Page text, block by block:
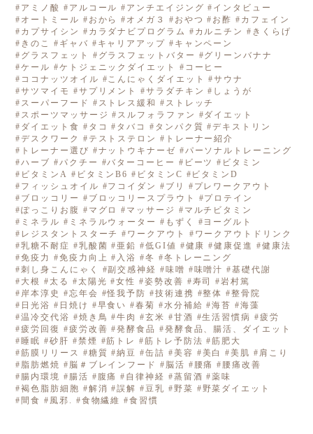
アミノ酸
アルコール アンチエイジング
インタビュー
オートミール
おから オメガ３ おやつ お酢
カフェイン
カプサイシン
カラダナビプログラム カルニチン
きくらげ
きのこ
ギャバ キャリアアップ
キャンペーン
グラスフェット
グラスフェットバター
グリーンバナナ
ケール
ケトジェニックダイエット
コーヒー
ココナッツオイル
こんにゃくダイエット
サウナ
サツマイモ
サプリメント サラダチキン
しょうが
スーパーフード
ストレス緩和
ストレッチ
スポーツマッサージ
スルフォラファン
ダイエット
ダイエット食
タコ タバコ タンパク質
デキストリン
デスクワーク
テストステロン
トレーナー紹介
トレーナー選び
ナットウキナーゼ
パーソナルトレーニング
ハーブ
パクチー バターコーヒー ビーツ
ビタミン
ビタミンA
ビタミンB6 ビタミンC
ビタミンD
フィッシュオイル
フコイダン ブリ
プレワークアウト
ブロッコリー
ブロッコリースプラウト
プロテイン
ぽっこりお腹
マグロ マッサージ
マルチビタミン
ミネラル
ミネラルウォーター もずく
ヨーグルト
レジスタントスターチ
ワークアウト
ワークアウトドリンク
乳糖不耐症
乳酸菌 亜鉛 低GI値 健康 健康促進
健康法
免疫力
免疫力向上 入浴 冬
冬トレーニング
刺し身こんにゃく
副交感神経 味噌 味噌汁
基礎代謝
大根
太る 太陽光 女性 姿勢改善 寿司
岩村篤
岸本淳史
忘年会 怪我予防 技術連携 整体
整骨院
日光浴
日焼け 早食い 春菊 水分補給 海苔
海藻
温冷交代浴
焼き鳥 牛肉 玄米 甘酒 生活習慣病
疲労
疲労回復
疲労改善 発酵食品
発酵食品、腸活、ダイエット
睡眠
砂肝 禁煙 筋トレ 筋トレ予防法
筋肥大
筋膜リリース
糖質 納豆 缶詰 美容 美白 美肌
肩こり
脂肪燃焼
脳＃ブレインフード 脳活 腰痛
腰痛改善
腸内環境
腸活 腹痛 自律神経 蒸留酒
薬味
褐色脂肪細胞
解消 誤解 豆乳 野菜
野菜ダイエット
間食
風邪. 食物繊維 食習慣